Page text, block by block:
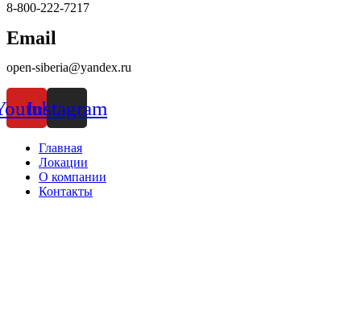
8-800-222-7217
Email
open-siberia@yandex.ru
Instagram
Главная
Локации
О компании
Контакты